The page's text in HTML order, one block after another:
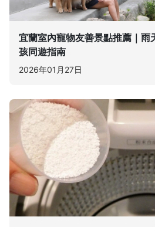
宜蘭室內寵物友善景點推薦｜雨
孩同遊指南
2026年01月27日